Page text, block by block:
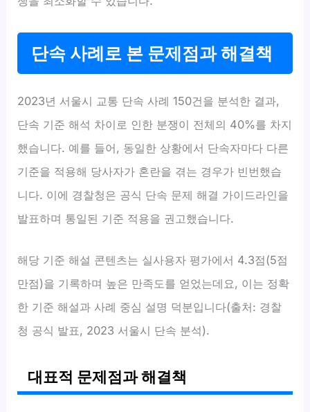
단속 사례로 본 문제점과 해결책
2023년 서울시 교통 단속 사례 150건을 분석한 결과,
단속 기준 해석 차이로 인한 분쟁이 전체의 40%를 차지
했습니다. 예를 들어, 동일한 상황에서 단속자마다 다른
기준을 적용해 당사자가 혼란을 겪는 경우가 빈번했습
니다. 이에 경찰청은 공식 단속 문제 해결 가이드라인을
발표하며 통일된 기준 적용을 권고했습니다.
해당 기준 해설 콘텐츠는 실사용자 평가에서 4.3점(5점
만점)을 기록하며 높은 만족도를 얻었는데요, 이는 정확
한 기준 해설과 사례 중심 설명 덕분입니다(출처: 경찰
청 공식 발표, 2023 서울시 단속 분석).
대표적 문제점과 해결책